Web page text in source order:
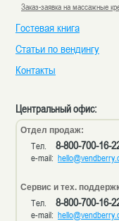
Заказ-заявка на массажные
Гостевая книга
Статьи по вендингу
Контакты
Центральный офис:
Отдел продаж:
Тел. 8-800-700-16-
e-mail:
Сервис и тех.
Тел. 8-800-700-16-
e-mail: